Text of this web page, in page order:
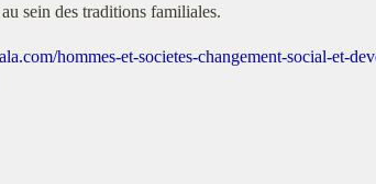
sein des traditions familiales.
hommes-et-societes-changement-social-et-